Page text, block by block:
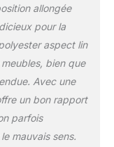
de
-
appui-tête
latérales
ranger la
allongée
pour la
aspect lin
bien que
Avec une
un bon rapport
parfois
mauvais sens.